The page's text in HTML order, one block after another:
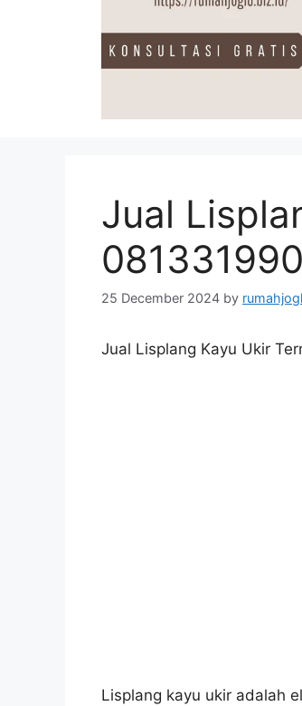
Jual
25 December 2024 by
Jual Lisplang Kayu Ukir
Lisplang kayu ukir adalah